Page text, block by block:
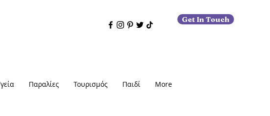
Get In Touch
Παραλίες Τουρισμός Παιδί More